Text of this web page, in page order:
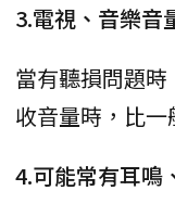
3.電視、音樂音
當有聽損問題
收音量時，比一
4.可能常有耳鳴